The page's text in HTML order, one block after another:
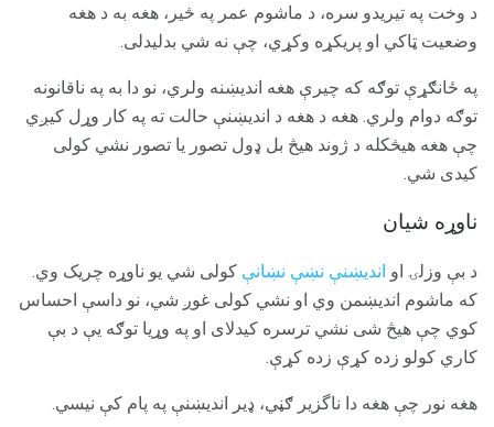
د وخت په تیریدو سره، د ماشوم عمر په څیر، هغه به د هغه
وضعیت ټاکي او پریکړه وکړي، چې نه شي بدلیدلی.
په ځانګړې توګه که چیرې هغه اندیښنه ولري، نو دا به په ناقانونه
توګه دوام ولري. هغه د هغه د اندیښنې حالت ته په کار وړل کیږي
چې هغه هیڅکله د ژوند هیڅ بل ډول تصور یا تصور نشي کولی
کیدی شي.
ناوړه شیان
د بې وزلۍ او اندیښنې نښې نښانې کولی شي یو ناوړه چریک وي.
که ماشوم اندیښمن وي او نشي کولی غوږ شي، نو داسې احساس
کوي چې هیڅ شی نشي ترسره کیدلای او په وړیا توګه یې د بې
کاري کولو زده کړې زده کړې.
هغه نور چې هغه دا ناگزیر ګڼي، ډیر اندیښنې په پام کې نیسي.